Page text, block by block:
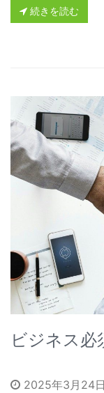
続きを読む
ビジネス必
2025年3月24日